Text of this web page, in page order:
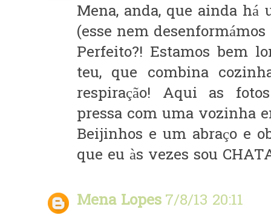
Mena, anda, que ainda
(esse nem desenformámos
Perfeito?! Estamos bem
teu, que combina
respiração! Aqui as
pressa com uma vozinha
Beijinhos e um abraço e
que eu às vezes sou
Mena Lopes7/8/13 20:11